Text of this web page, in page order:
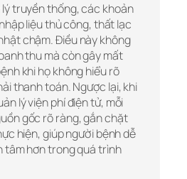
truyền thống, các khoản
liệu thủ công, thất lạc
chậm. Điều này không
thu mà còn gây mất
khi họ không hiểu rõ
thanh toán. Ngược lại, khi
lý viện phí điện tử, mỗi
gốc rõ ràng, gắn chặt
hiện, giúp người bệnh dễ
tâm hơn trong quá trình